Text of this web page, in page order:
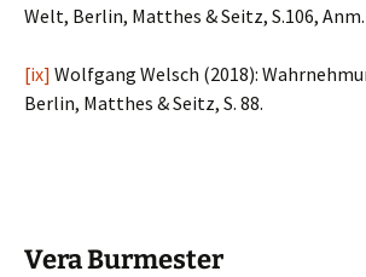
Welt, Berlin, Matthes & Seitz, S.106, Anm.
[ix] Wolfgang Welsch (2018):
Berlin, Matthes & Seitz, S. 88.
Vera Burmester